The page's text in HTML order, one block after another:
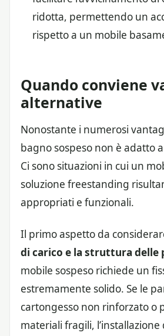
ridotta, permettendo un
rispetto a un mobile
Quando conviene
alternative
Nonostante i numerosi
bagno sospeso non è adatto
Ci sono situazioni in cui un
soluzione freestanding
appropriati e funzionali.
Il primo aspetto da
di carico e la struttura delle
mobile sospeso richiede un
estremamente solido. Se le
cartongesso non rinforzato o
materiali fragili,